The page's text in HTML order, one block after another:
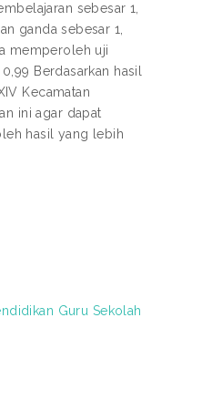
sebesar 1,
ganda sebesar 1,
memperoleh uji
Berdasarkan hasil
Kecamatan
ini agar dapat
hasil yang lebih
Guru Sekolah